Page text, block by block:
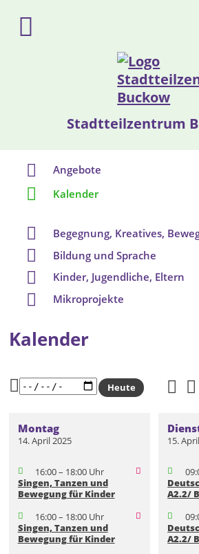
Stadtteilzentrum
Kalender
Montag
14. April 2025
16:00 – 18:00 Uhr
Singen, Tanzen und
Bewegung für Kinder
16:00 – 18:00 Uhr
Singen, Tanzen und
Bewegung für Kinder
15.
A2.2/
A2.2/
Heute
Angebote
Kalender
Begegnung, Kreatives,
Bildung und Sprache
Kinder, Jugendliche, Eltern
Mikroprojekte